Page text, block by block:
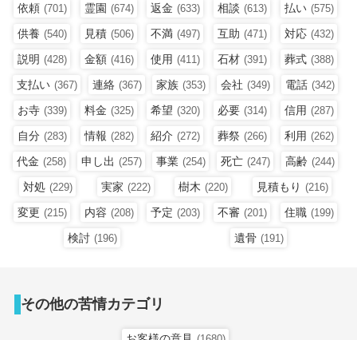
依頼 (701) 霊園 (674) 返金 (633) 相談 (613) 払い (575)
供養 (540) 見積 (506) 不満 (497) 互助 (471) 対応 (432)
説明 (428) 金額 (416) 使用 (411) 石材 (391) 葬式 (388)
支払い (367) 連絡 (367) 家族 (353) 会社 (349) 電話 (342)
お寺 (339) 料金 (325) 希望 (320) 必要 (314) 信用 (287)
自分 (283) 情報 (282) 紹介 (272) 葬祭 (266) 利用 (262)
代金 (258) 申し出 (257) 事業 (254) 死亡 (247) 高齢 (244)
対処 (229) 実家 (222) 樹木 (220) 見積もり (216)
変更 (215) 内容 (208) 予定 (203) 不審 (201) 住職 (199)
検討 (196) 遺骨 (191)
その他の苦情カテゴリ